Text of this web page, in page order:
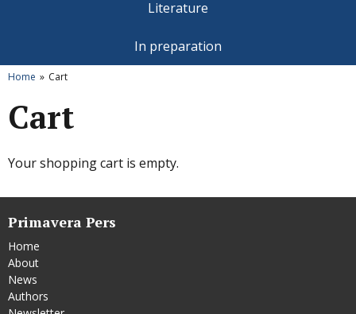
Literature
In preparation
Home Cart
Cart
Your shopping cart is empty.
Primavera Pers
Home
About
News
Authors